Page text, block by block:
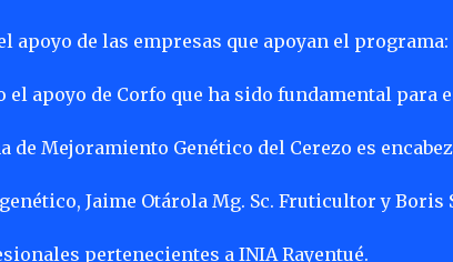
apoyo de las empresas que apoyan el
el apoyo de Corfo que ha sido fundamental para
de Mejoramiento Genético del Cerezo es
Jaime Otárola Mg. Sc. Fruticultor y Boris
pertenecientes a INIA Rayentué.